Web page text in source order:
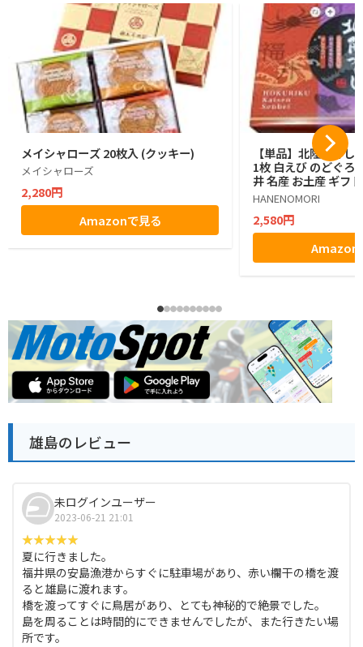
メイシャローズ 20枚入 (クッキー)
メイシャローズ
2,280円
Amazonで見る
【単品】北陸づくし
1枚 白えび のどぐろ
井 名産 お土産 ギフト
HANENOMORI
2,580円
Amazon
雄島のレビュー
未ログインユーザー
2023-06-21 21:01
夏に行きました。
福井県の安島漁港からすぐに駐車場があり、赤い欄干の橋を渡
ると雄島に渡れます。
橋を渡ってすぐに鳥居があり、とても神秘的で絶景でした。
島を周ることは時間的にできませんでしたが、また行きたい場
所です。